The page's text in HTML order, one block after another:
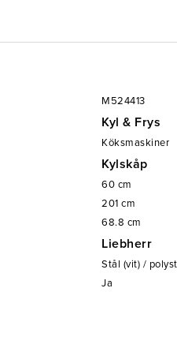
M524413
Kyl & Frys
Köksmaskiner
Kylskåp
60 cm
201 cm
68.8 cm
Liebherr
Stål (vit) /
Ja